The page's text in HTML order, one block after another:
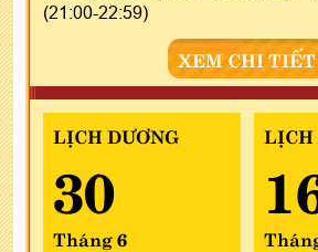
(21:00-22:59)
XEM CHI TIẾT
LỊCH DƯƠNG
30
Tháng 6
LỊCH